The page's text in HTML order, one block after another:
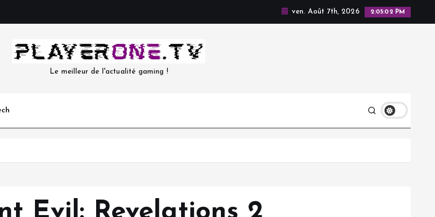
ven. Août 7th, 2026 2:05:03 PM
Le meilleur de l'actualité gaming !